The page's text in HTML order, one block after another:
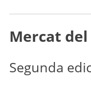
Mercat del
Segunda